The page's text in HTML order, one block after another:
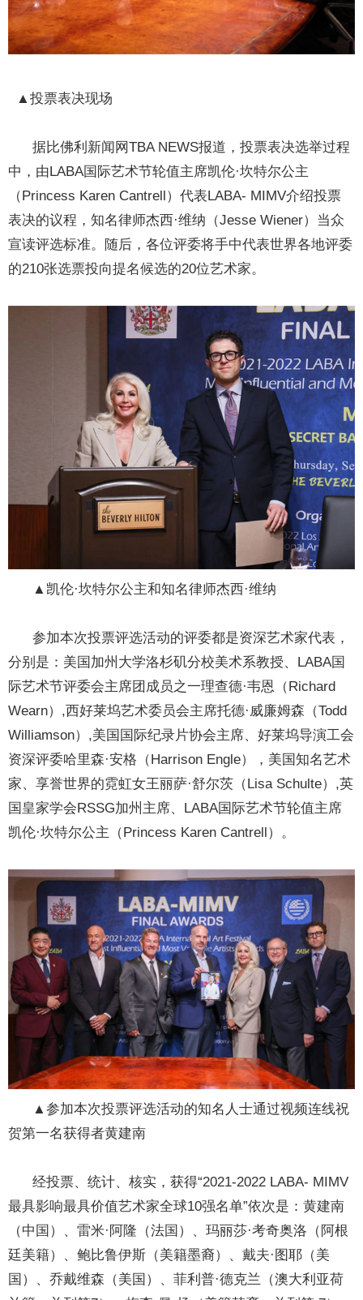
▲投票表决现场
据比佛利新闻网TBA NEWS报道，投票表决选举过程
中，由LABA国际艺术节轮值主席凯伦·坎特尔公主
（Princess Karen Cantrell）代表LABA- MIMV介绍投票
表决的议程，知名律师杰西·维纳（Jesse Wiener）当众
宣读评选标准。随后，各位评委将手中代表世界各地评委
的210张选票投向提名候选的20位艺术家。
▲凯伦·坎特尔公主和知名律师杰西·维纳
参加本次投票评选活动的评委都是资深艺术家代表，
分别是：美国加州大学洛杉矶分校美术系教授、LABA国
际艺术节评委会主席团成员之一理查德·韦恩（Richard
Wearn）,西好莱坞艺术委员会主席托德·威廉姆森（Todd
Williamson）,美国国际纪录片协会主席、好莱坞导演工会
资深评委哈里森·安格（Harrison Engle），美国知名艺术
家、享誉世界的霓虹女王丽萨·舒尔茨（Lisa Schulte）,英
国皇家学会RSSG加州主席、LABA国际艺术节轮值主席
凯伦·坎特尔公主（Princess Karen Cantrell）。
▲参加本次投票评选活动的知名人士通过视频连线祝
贺第一名获得者黄建南
经投票、统计、核实，获得“2021-2022 LABA- MIMV
最具影响最具价值艺术家全球10强名单”依次是：黄建南
（中国）、雷米·阿隆（法国）、玛丽莎·考奇奥洛（阿根
廷美籍）、鲍比鲁伊斯（美籍墨裔）、戴夫·图耶（美
国）、乔戴维森（美国）、菲利普·德克兰（澳大利亚荷